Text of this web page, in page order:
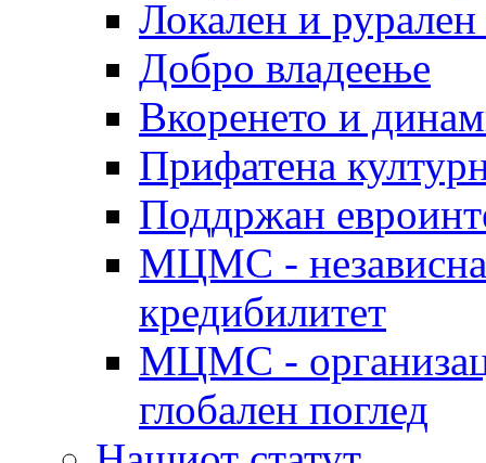
Локален и рурален
Добро владеење
Вкоренето и
Прифатена
Поддржан
МЦМС - независна
кредибилитет
МЦМС -
глобален поглед